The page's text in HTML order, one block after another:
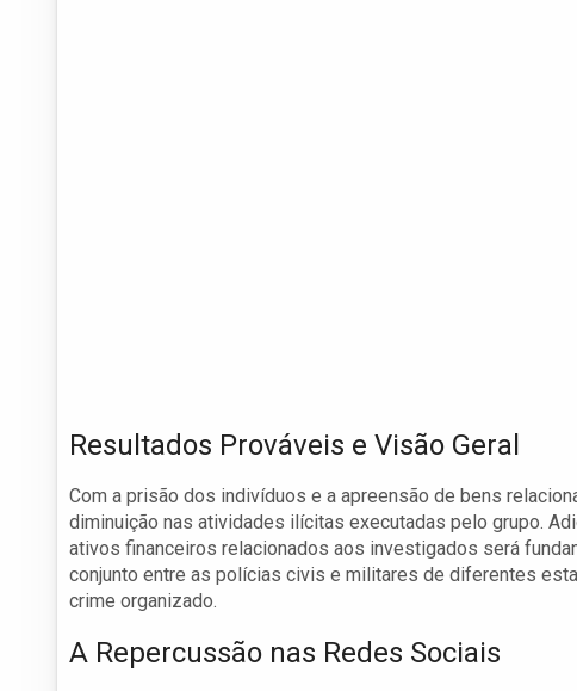
Resultados Prováveis e Visão Geral
Com a prisão dos indivíduos e a apreensão de bens
diminuição nas atividades ilícitas executadas pelo grupo.
ativos financeiros relacionados aos investigados será
conjunto entre as polícias civis e militares de diferentes
crime organizado.
A Repercussão nas Redes Sociais